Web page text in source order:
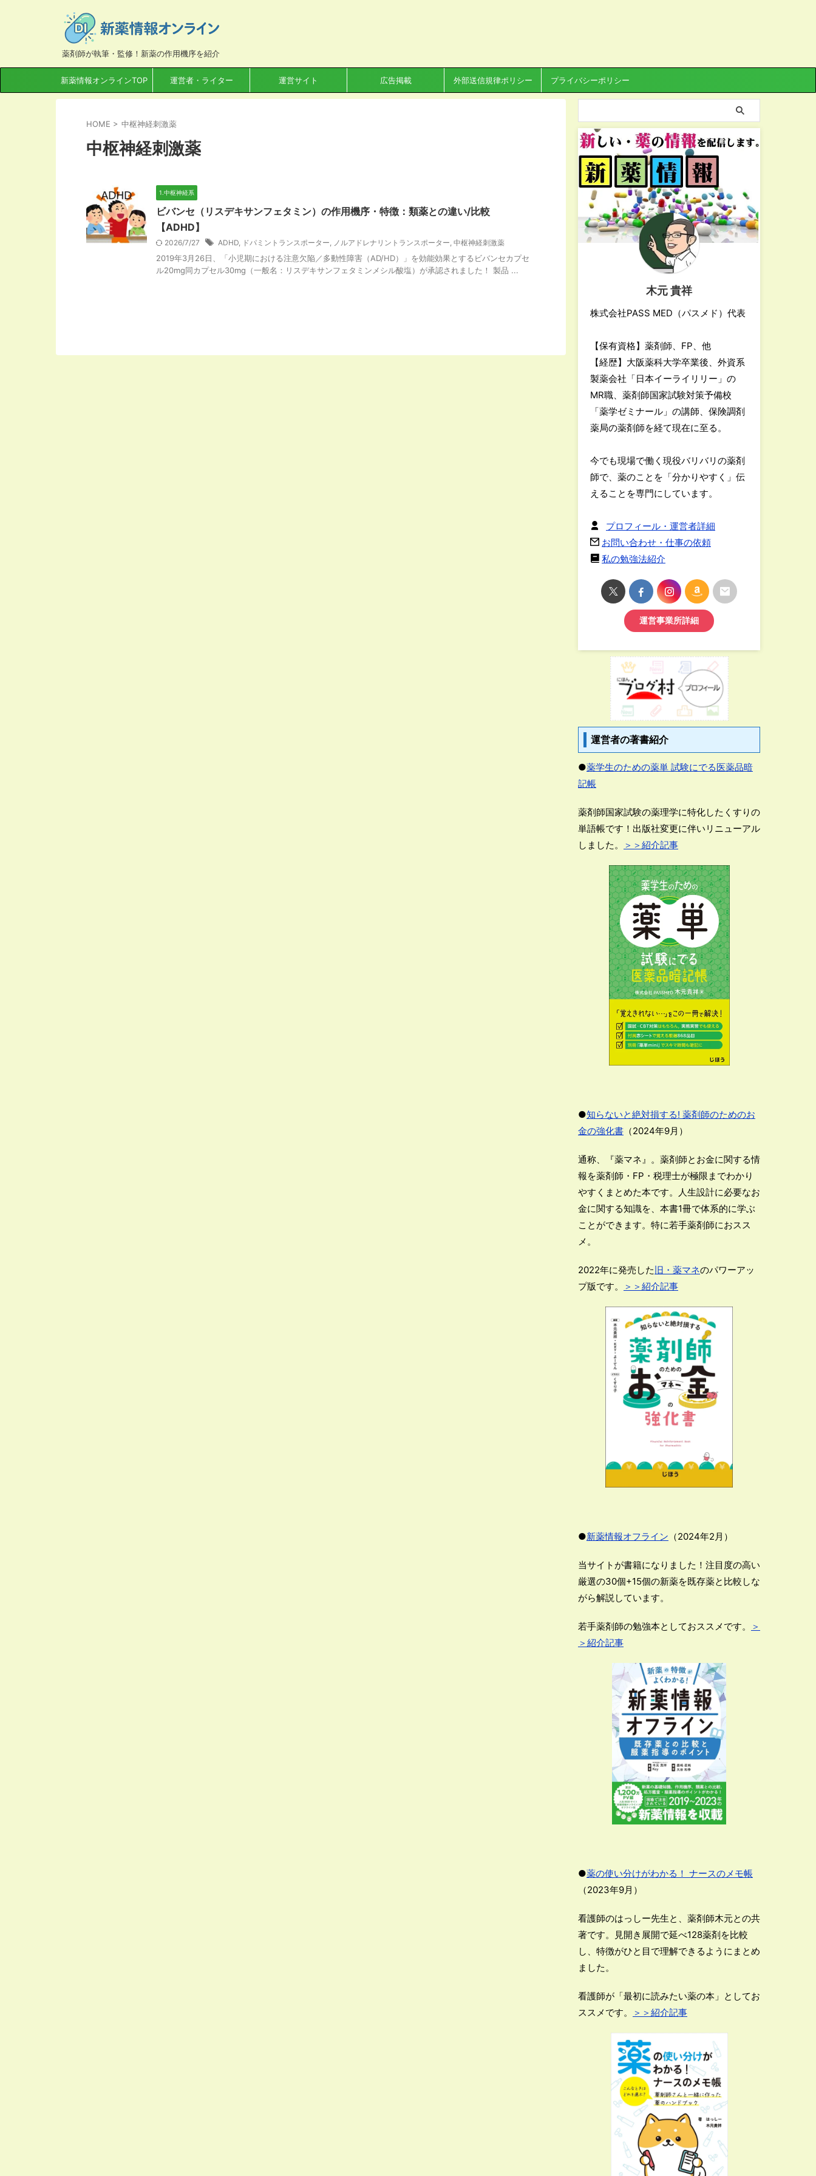
薬剤師が執筆・監修！新薬の作用機序を紹介
新薬情報オンラインTOP 運営者・ライター 運営サイト 広告掲載 外部送信規律ポリシー プライバシーポリシー
HOME > 中枢神経刺激薬
中枢神経刺激薬
1.中枢神経系
ビバンセ（リスデキサンフェタミン）の作用機序・特徴：類薬との違い/比較
【ADHD】
2026/7/27 ADHD ドパミントランスポーター ノルアドレナリントランスポーター 中枢神経刺激薬
2019年3月26日、「小児期における注意欠陥／多動性障害（AD/HD）」を効能効果とするビバンセカプセ
ル20mg同カプセル30mg（一般名：リスデキサンフェタミンメシル酸塩）が承認されました！ 製品 ...
木元 貴祥
株式会社PASS MED（パスメド）代表
【保有資格】薬剤師、FP、他
【経歴】大阪薬科大学卒業後、外資系
製薬会社「日本イーライリリー」の
MR職、薬剤師国家試験対策予備校
「薬学ゼミナール」の講師、保険調剤
薬局の薬剤師を経て現在に至る。
今でも現場で働く現役バリバリの薬剤
師で、薬のことを「分かりやすく」伝
えることを専門にしています。
プロフィール・運営者詳細
お問い合わせ・仕事の依頼
私の勉強法紹介
運営事業所詳細
運営者の著書紹介
●薬学生のための薬単 試験にでる医薬品暗
記帳
薬剤師国家試験の薬理学に特化したくすりの
単語帳です！出版社変更に伴いリニューアル
しました。
＞＞紹介記事
●知らないと絶対損する! 薬剤師のためのお
金の強化書 （2024年9月）
通称、『薬マネ』。薬剤師とお金に関する情
報を薬剤師・FP・税理士が極限までわかり
やすくまとめた本です。人生設計に必要なお
金に関する知識を、本書1冊で体系的に学ぶ
ことができます。特に若手薬剤師におスス
メ。
2022年に発売した旧・薬マネのパワーアッ
プ版です。
＞＞紹介記事
●新薬情報オフライン （2024年2月）
当サイトが書籍になりました！注目度の高い
厳選の30個+15個の新薬を既存薬と比較しな
がら解説しています。
若手薬剤師の勉強本としておススメです。
＞
＞紹介記事
●薬の使い分けがわかる！ ナースのメモ帳
（2023年9月）
看護師のはっしー先生と、薬剤師木元との共
著です。見開き展開で延べ128薬剤を比較
し、特徴がひと目で理解できるようにまとめ
ました。
看護師が「最初に読みたい薬の本」としてお
ススメです。
＞＞紹介記事